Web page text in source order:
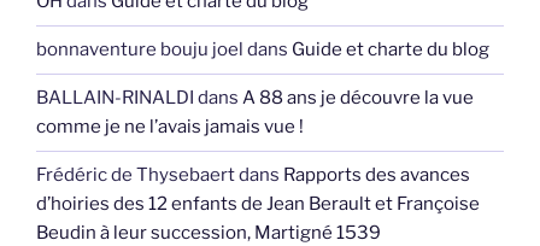
bonnaventure bouju joel dans Guide et charte du blog
BALLAIN-RINALDI dans A 88 ans je découvre la vue
comme je ne l’avais jamais vue !
Frédéric de Thysebaertdans Rapports des avances
d’hoiries des 12 enfants de Jean Berault et Françoise
Beudin à leur succession, Martigné 1539